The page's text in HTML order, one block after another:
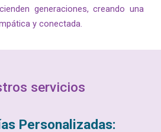
generaciones, creando una
y conectada.
servicios
Personalizadas: